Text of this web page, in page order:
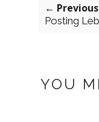
←
Posting
YOU